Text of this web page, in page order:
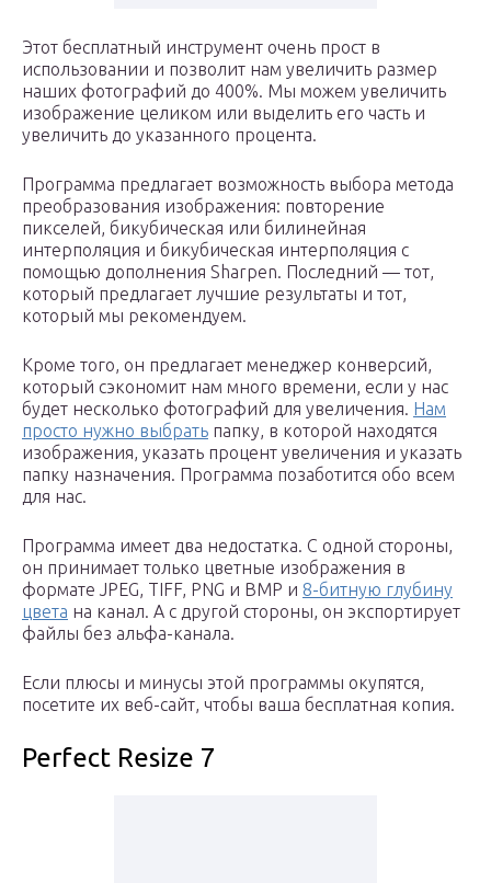
Этот бесплатный инструмент очень прост в
использовании и позволит нам увеличить размер
наших фотографий до 400%. Мы можем увеличить
изображение целиком или выделить его часть и
увеличить до указанного процента.
Программа предлагает возможность выбора метода
преобразования изображения: повторение
пикселей, бикубическая или билинейная
интерполяция и бикубическая интерполяция с
помощью дополнения Sharpen. Последний — тот,
который предлагает лучшие результаты и тот,
который мы рекомендуем.
Кроме того, он предлагает менеджер конверсий,
который сэкономит нам много времени, если у нас
будет несколько фотографий для увеличения. Нам
просто нужно выбрать папку, в которой находятся
изображения, указать процент увеличения и указать
папку назначения. Программа позаботится обо всем
для нас.
Программа имеет два недостатка. С одной стороны,
он принимает только цветные изображения в
формате JPEG, TIFF, PNG и BMP и 8-битную глубину
цвета на канал. А с другой стороны, он экспортирует
файлы без альфа-канала.
Если плюсы и минусы этой программы окупятся,
посетите их веб-сайт, чтобы ваша бесплатная копия.
Perfect Resize 7